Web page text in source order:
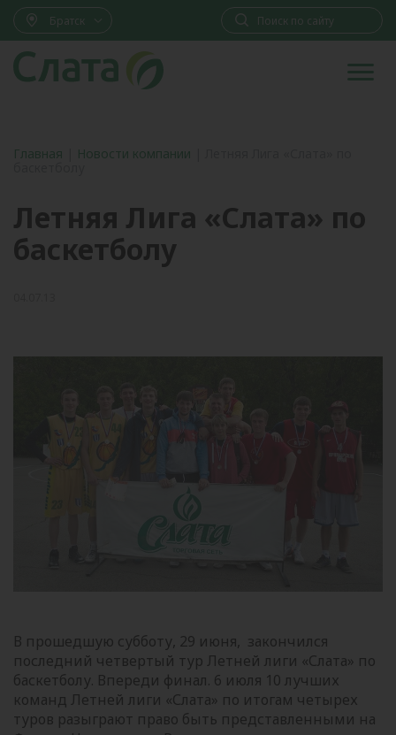
Братск
Главная Новости компании
Летняя Лига «Слата» по
баскетболу
В прошедшую субботу, 29 июня, закончился
последний четвертый тур Летней лиги «Слата» по
баскетболу. Впереди финал. 6 июля 10 лучших
команд Летней лиги «Слата» по итогам четырех
туров разыграют право быть представленными на